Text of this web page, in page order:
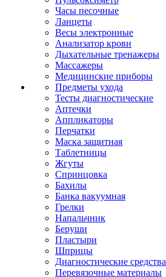
Часы песочные
Ланцеты
Весы электронные
Анализатор крови
Дыхательные тренажеры
Массажеры
Медицинские приборы
Предметы ухода
Тесты диагностические
Аптечки
Аппликаторы
Перчатки
Маска защитная
Таблетницы
Жгуты
Спринцовка
Бахилы
Банка вакуумная
Грелки
Напальчник
Беруши
Пластыри
Шприцы
Диагностические средства
Перевязочные материалы